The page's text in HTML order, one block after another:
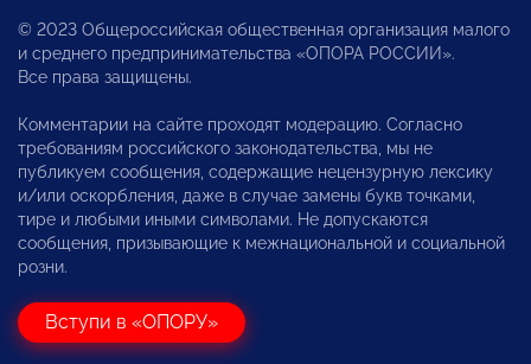
© 2023 Общероссийская общественная организация малого
и среднего предпринимательства «ОПОРА РОССИИ».
Все права защищены.
Комментарии на сайте проходят модерацию. Согласно
требованиям российского законодательства, мы не
публикуем сообщения, содержащие нецензурную лексику
и/или оскорбления, даже в случае замены букв точками,
тире и любыми иными символами. Не допускаются
сообщения, призывающие к межнациональной и социальной
розни.
Вступи в «ОПОРУ»